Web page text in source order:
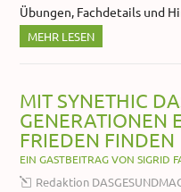
Übungen, Fachdetails und
MEHR LESEN
MIT SYNETHIC
GENERATIONEN
FRIEDEN FINDEN
EIN GASTBEITRAG VON SIGRID
Redaktion